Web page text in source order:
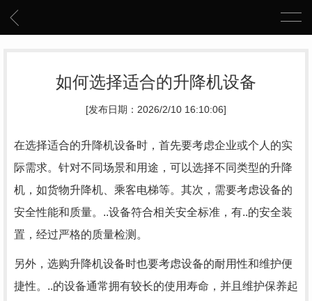
如何选择适合的升降机设备
[发布日期：2026/2/10 16:10:06]
在选择适合的升降机设备时，首先要考虑企业或个人的实
际需求。针对不同场景和用途，可以选择不同类型的升降
机，如货物升降机、乘客电梯等。其次，需要考虑设备的
安全性能和质量。..设备符合相关安全标准，有..的安全装
置，经过严格的质量检测。
另外，选购升降机设备时也要考虑设备的耐用性和维护便
捷性。..的设备通常拥有较长的使用寿命，并且维护保养起